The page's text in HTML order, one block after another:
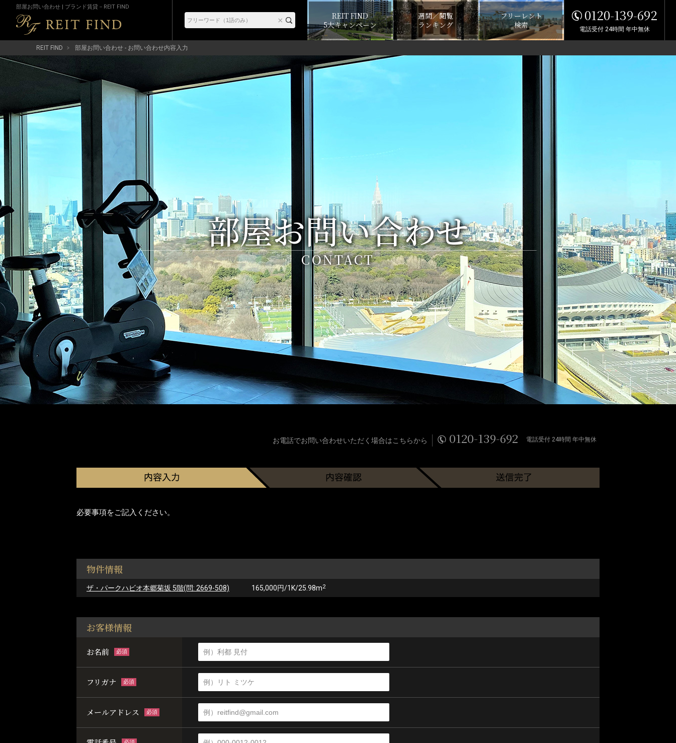
部屋お問い合わせ | ブランド賃貸－REIT FIND
REIT FIND
5大キャンペーン
週間／閲覧
ランキング
フリーレント
検索
0120-139-692
電話受付 24時間 年中無休
REIT FIND 部屋お問い合わせ - お問い合わせ内容入力
部屋お問い合わせ
CONTACT
お電話でお問い合わせいただく場合はこちらから 0120-139-692 電話受付 24時間 年中無休
必要事項をご記入ください。
物件情報
ザ・パークハビオ本郷菊坂 5階(問: 2669-508) 165,000円/1K/25.98m2
お客様情報
お名前 必須
フリガナ 必須
メールアドレス 必須